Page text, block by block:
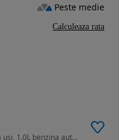
999 cm3 • 75 CP • Volkswagen Up 2014, 5 usi, 1.0L benzina automata, 75 cp, 105.000km
Peste medie
Calculeaza rata